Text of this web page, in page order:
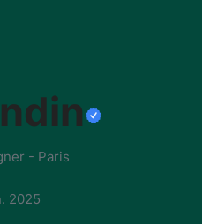
- Paris
2025